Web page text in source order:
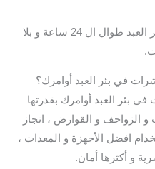
تعمل شركة مكافحة حشرات في بئر العبد طوال ال 24 ساعة و بلا
في بئر العبد أوامرك؟
بئر العبد أوامرك بقدرتها
الزواحف و القوارض ، انجاز
افضل الأجهزة و المعدات ،
و أكثرها أمان.